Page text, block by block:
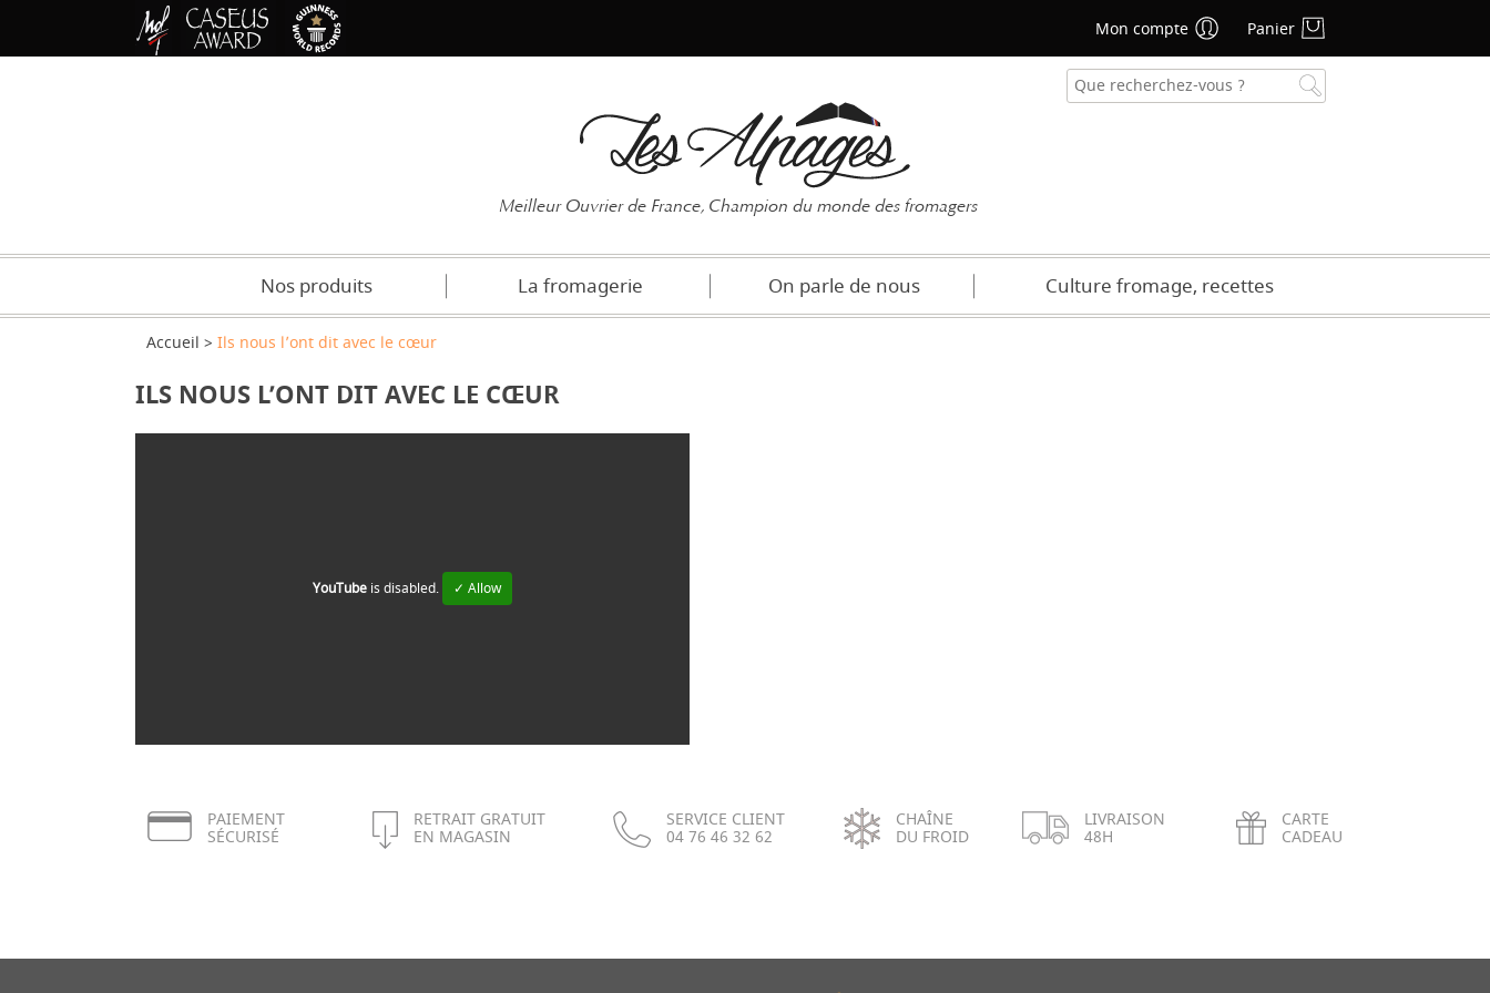
Meilleur Ouvrier de France, Champion du monde des fromagers
Nos produits La fromagerie On parle de nous Culture fromage, recettes
Accueil Ils nous l’ont dit avec le cœur
ILS NOUS L’ONT DIT AVEC LE CŒUR
YouTube is disabled. ✓ Allow
PAIEMENT
SÉCURISÉ
RETRAIT GRATUIT
EN MAGASIN
SERVICE CLIENT
04 76 46 32 62
CHAÎNE
DU FROID
LIVRAISON
48H
CARTE
CADEAU
Mon compte Panier